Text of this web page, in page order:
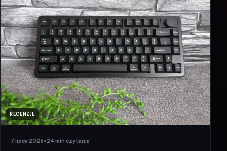
RECENZJE
7 lipca 2026•24 min czytania